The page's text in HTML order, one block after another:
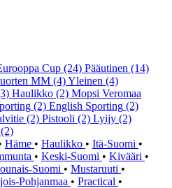
Cup (24) Pääutinen (14)
MM (4)Yleinen (4)
Haulikko (2) Mopsi Veromaa
(2) English Sporting (2)
(2) Pistooli (2) Lyijy (2)
(2)
Häme • Haulikko • Itä-Suomi •
• Keski-Suomi • Kivääri •
Suomi • Mustaruuti •
Pohjanmaa • Practical •